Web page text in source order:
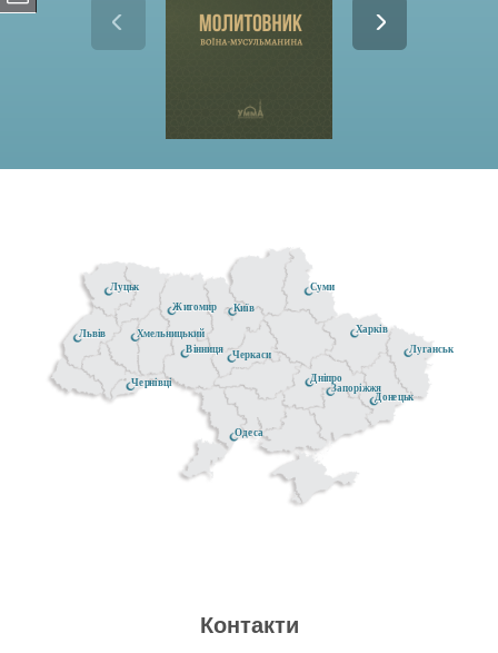
Донецьк
Житомир
Черкаси
Чернівці
Київ
Луганськ
Хмельницький
Луцьк
Дніпро
Одеса
Суми
Вінниця
Запоріжжя
Львів Харків
Контакти